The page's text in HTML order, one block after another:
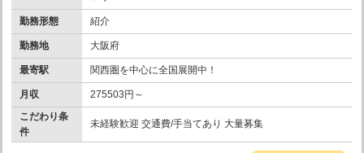
勤務形態 紹介
勤務地 大阪府
最寄駅 関西圏を中心に全国展開中！
月収
275503円～
こだわり条
件
未経験歓迎 交通費/手当てあり 大量募集